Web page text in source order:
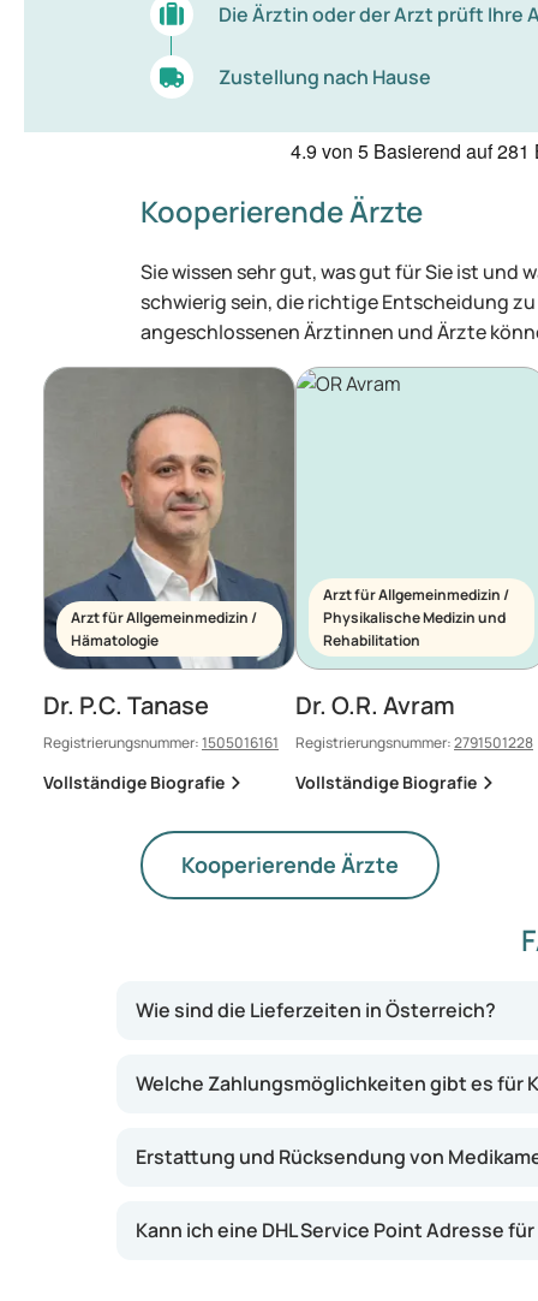
Die Ärztin oder der Arzt prüft Ihre
Zustellung nach Hause
4.9 von 5 Basierend auf281
Kooperierende Ärzte
Sie wissen sehr gut, was gut für Sie ist und
schwierig sein, die richtige Entscheidung
angeschlossenen Ärztinnen und Ärzte
Arzt für Allgemeinmedizin /
Hämatologie
Dr. P.C. Tanase
Registrierungsnummer:1505016161
Vollständige Biografie
Arzt für Allgemeinmedizin /
Physikalische Medizin und
Rehabilitation
Dr. O.R. Avram
Registrierungsnummer:2791501228
Vollständige Biografie
Kooperierende Ärzte
Wie sind die Lieferzeiten in Österreich?
Welche Zahlungsmöglichkeiten gibt es für
Erstattung und Rücksendung von
Kann ich eine DHL Service Point Adresse